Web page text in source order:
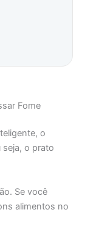
Fome
o
seja, o prato
Se você
alimentos no